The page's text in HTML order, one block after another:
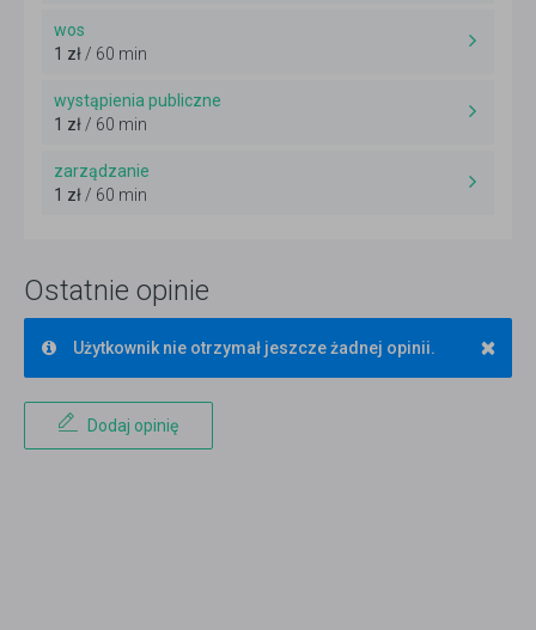
wos
1 zł / 60 min
wystąpienia publiczne
1 zł / 60 min
zarządzanie
1 zł / 60 min
Ostatnie opinie
×
Użytkownik nie otrzymał jeszcze żadnej opinii.
Dodaj opinię